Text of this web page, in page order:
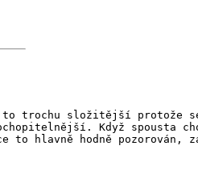
trochu složitější protože
Když spousta
hlavně hodně pozorován,